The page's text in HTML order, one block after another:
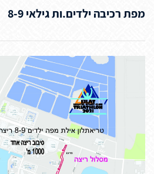
מפת רכיבה ילדים.ות גילאי 8-9